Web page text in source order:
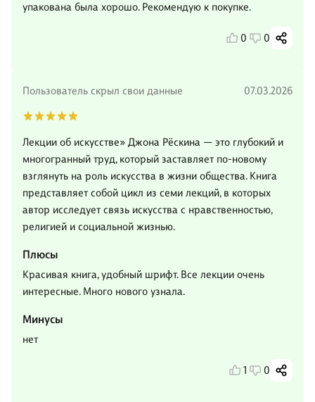
упакована была хорошо. Рекомендую к покупке.
0 0
Пользователь скрыл свои данные 07.03.2026
Лекции об искусстве» Джона Рёскина — это глубокий и
многогранный труд, который заставляет по‑новому
взглянуть на роль искусства в жизни общества. Книга
представляет собой цикл из семи лекций, в которых
автор исследует связь искусства с нравственностью,
религией и социальной жизнью.
Плюсы
Красивая книга, удобный шрифт. Все лекции очень
интересные. Много нового узнала.
Минусы
нет
1 0